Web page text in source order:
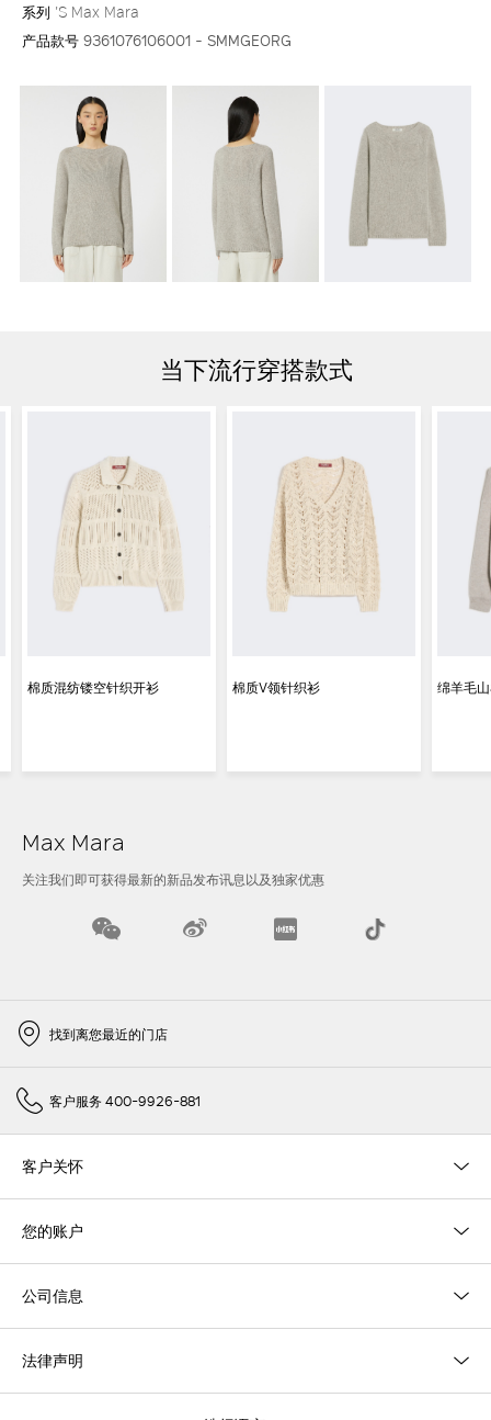
系列 'S Max Mara
产品款号 9361076106001 - SMMGEORG
当下流行穿搭款式
棉质混纺镂空针织开衫 棉质V领针织衫 绵羊毛
Max Mara
关注我们即可获得最新的新品发布讯息以及独家优惠
找到离您最近的门店
客户服务 400-9926-881
客户关怀
您的账户
公司信息
法律声明